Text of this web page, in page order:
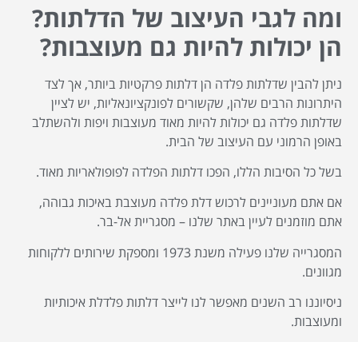
ומה לגבי העיצוב של הדלתות?
הן יכולות להיות גם מעוצבות?
ניתן להבין שדלתות פלדה הן דלתות פרקטיות ביותר, אך לצד
היתרונות הרבים שלהן, שקשורים לפונקציונאליות, יש לציין
שדלתות פלדה גם יכולות להיות מאוד מעוצבות ויפות ולהשתלב
באופן הרמוני עם העיצוב של הבית.
בשל כל הסיבות הללו, הפכו דלתות הפלדה לפופולאריות מאוד.
אם אתם מעוניינים לרכוש דלת פלדה מעוצבת באיכות גבוהה,
אתם מוזמנים לעיין באתר שלנו – מסגריית אל-בר.
המסגרייה שלנו פעילה משנת 1973 ומספקת שירותים ללקוחות
מגוונים.
ניסיוננו רב השנים מאפשר לנו לייצר דלתות פלדלת איכותיות
ומעוצבות.